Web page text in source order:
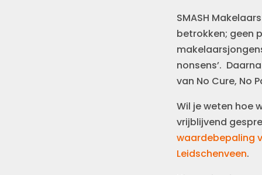
SMASH
betrokken; geen
nonsens’.
van No Cure, No
Wil je weten hoe
vrijblijvend
waardebepaling
Leidschenveen.